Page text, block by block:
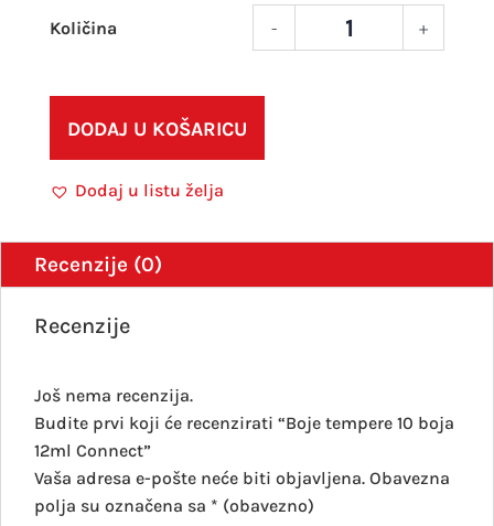
- +
DODAJ U KOŠARICU
Dodaj u listu želja
Recenzije (0)
Recenzije
Još nema recenzija.
Budite prvi koji će recenzirati “Boje tempere 10 boja
12ml Connect”
Vaša adresa e-pošte neće biti objavljena. Obavezna
polja su označena sa * (obavezno)